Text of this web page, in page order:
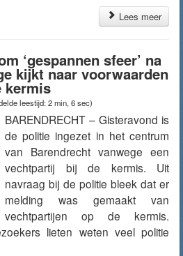
Lees meer
‘gespannen sfeer’ na
kijkt naar voorwaarden
kermis
leestijd: 2 min, 6 sec)
BARENDRECHT – Gisteravond is
de politie ingezet in het centrum
van Barendrecht vanwege een
vechtpartij bij de kermis. Uit
navraag bij de politie bleek dat er
melding was gemaakt van
vechtpartijen op de kermis.
lieten weten veel politie